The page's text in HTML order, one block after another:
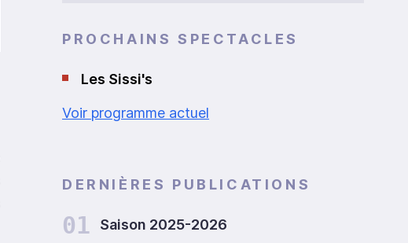
PROCHAINS SPECTACLES
Les Sissi's
Voir programme actuel
DERNIÈRES PUBLICATIONS
01 Saison 2025-2026